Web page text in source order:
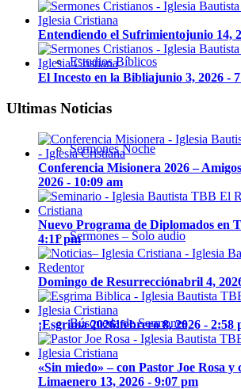
Estudios Bíblicos
Sermones Noche
Sermones – Solo audio
Búsqueda de Sermones
Entendiendo el Sufrimientojunio 14,
El Incesto en la Bibliajunio 3, 2026 -
Ultimas Noticias
Conferencia Misionera 2026 –
2026 - 10:09 am
Nuevo Programa de Diplomados en
4:11 pm
Domingo de Resurrecciónabril 4,
¡Esgrima 2026!febrero 8, 2026 - 2:58
«Sin miedo» – con Pastor Joe Rosa y
Limaenero 13, 2026 - 9:07 pm